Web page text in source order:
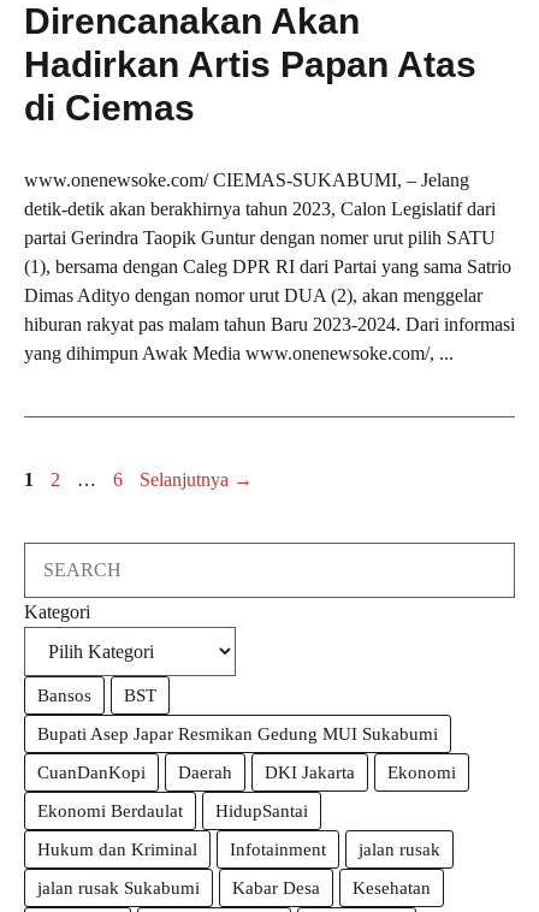
Direncanakan Akan
Hadirkan Artis Papan Atas
di Ciemas
www.onenewsoke.com/ CIEMAS-SUKABUMI, – Jelang
detik-detik akan berakhirnya tahun 2023, Calon Legislatif dari
partai Gerindra Taopik Guntur dengan nomer urut pilih SATU
(1), bersama dengan Caleg DPR RI dari Partai yang sama Satrio
Dimas Adityo dengan nomor urut DUA (2), akan menggelar
hiburan rakyat pas malam tahun Baru 2023-2024. Dari informasi
yang dihimpun Awak Media www.onenewsoke.com/, ...
Halaman
1 Halaman
2 … Halaman
6 Selanjutnya →
Kategori
Bansos
BST
Bupati Asep Japar Resmikan Gedung MUI Sukabumi
CuanDanKopi
Daerah DKI Jakarta
Ekonomi
Ekonomi Berdaulat
HidupSantai
Hukum dan Kriminal
Infotainment
jalan rusak
jalan rusak Sukabumi
Kabar Desa
Kesehatan